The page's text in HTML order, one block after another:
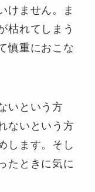
けません。ま
枯れてしまう
慎重におこな
いという方
ないという方
します。そし
たときに気に